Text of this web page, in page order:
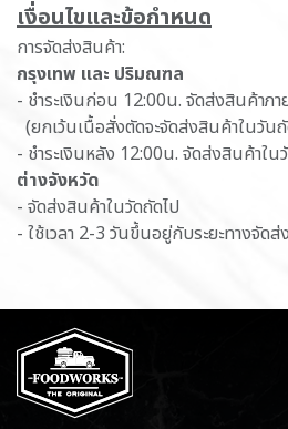
เ​งื่อนไขและข้อกำหนด
การจัดส่งสินค้า:
กรุงเทพ และ ปริมณฑล
- ชำระเงินก่อน 12:00น. จัดส่งสินค้าภา
(ยกเว้นเนื้อสั่งตัดจะจัดส่งสินค้าในวัน
- ชำระเงินหลัง 12:00น. จัดส่งสินค้าใน
ต่างจังหวัด
- จัดส่งสินค้าในวัดถัดไป
- ใช้เวลา 2-3 วันขึ้นอยู่กับระยะทางจัดส่ง